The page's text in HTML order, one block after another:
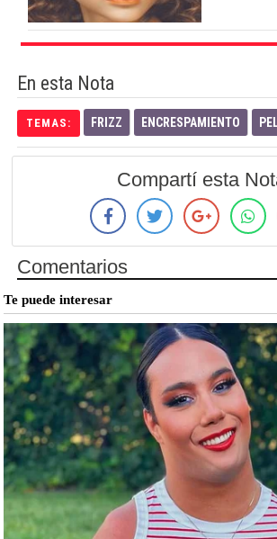
En esta Nota
TEMAS: FRIZZ ENCRESPAMIENTO
Compartí esta
Comentarios